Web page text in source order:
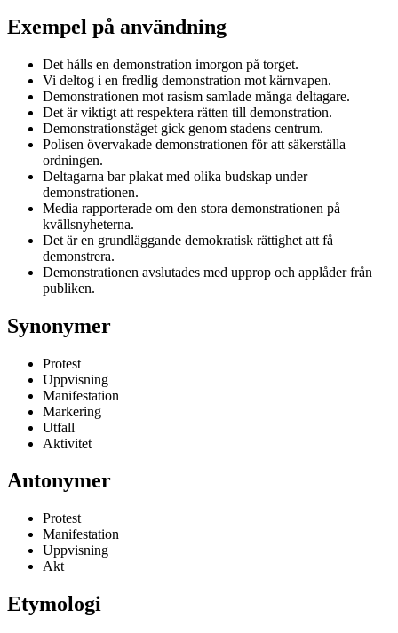
Exempel på användning
Det hålls en demonstration imorgon på torget.
Vi deltog i en fredlig demonstration mot kärnvapen.
Demonstrationen mot rasism samlade många deltagare.
Det är viktigt att respektera rätten till demonstration.
Demonstrationståget gick genom stadens centrum.
Polisen övervakade demonstrationen för att säkerställa
ordningen.
Deltagarna bar plakat med olika budskap under
demonstrationen.
Media rapporterade om den stora demonstrationen på
kvällsnyheterna.
Det är en grundläggande demokratisk rättighet att få
demonstrera.
Demonstrationen avslutades med upprop och applåder från
publiken.
Synonymer
Protest
Uppvisning
Manifestation
Markering
Utfall
Aktivitet
Antonymer
Protest
Manifestation
Uppvisning
Akt
Etymologi